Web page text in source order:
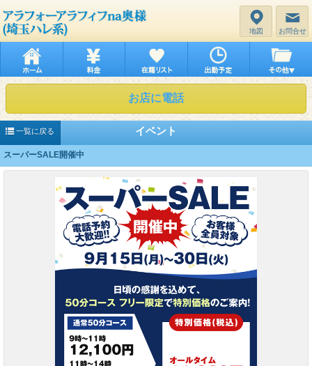
お問合せ
地図
お店に電話
イベント
一覧に戻る
スーパーSALE開催中